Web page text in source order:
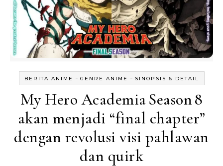
BERITA ANIME - GENRE ANIME - SINOPSIS & DETAIL
My Hero Academia Season 8
akan menjadi “final chapter”
dengan revolusi visi pahlawan
dan quirk